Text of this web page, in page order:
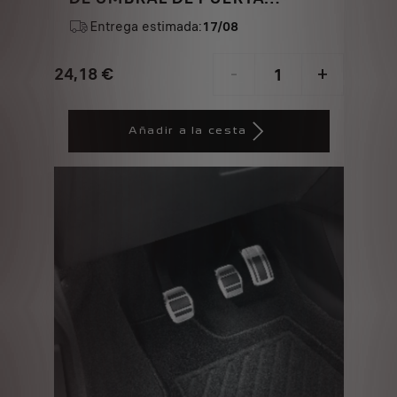
DELANTERA - ACERO
INOXIDABLE CEPILLADO
Entrega estimada:17/08
24,18 €
Price
€
- +
Quantity
1
Añadir a la cesta